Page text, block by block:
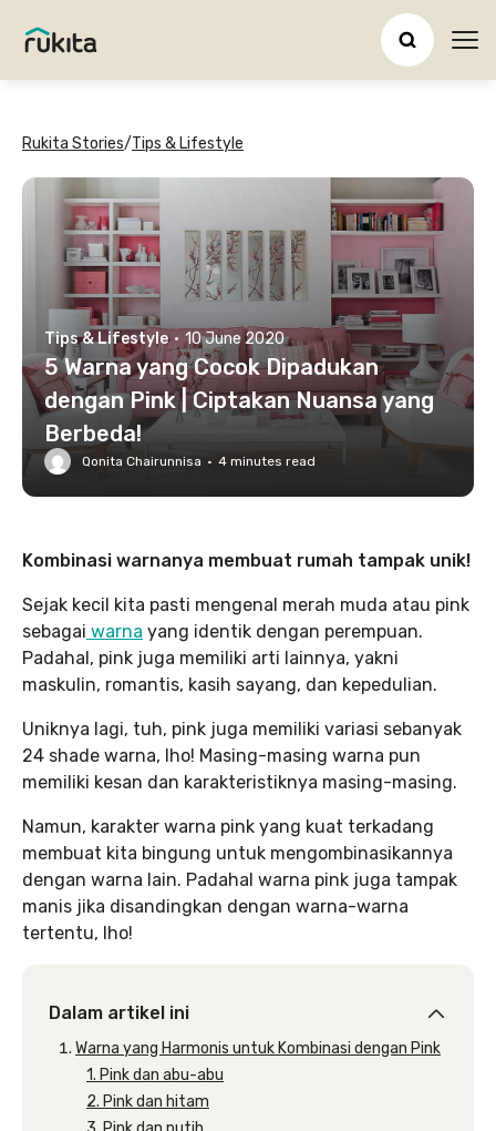
Rukita Stories/Tips & Lifestyle
Tips & Lifestyle · 10 June 2020
5 Warna yang Cocok Dipadukan
dengan Pink | Ciptakan Nuansa yang
Berbeda!
Qonita Chairunnisa · 4 minutes read
Kombinasi warnanya membuat rumah tampak unik!
Sejak kecil kita pasti mengenal merah muda atau pink
sebagai warna yang identik dengan perempuan.
Padahal, pink juga memiliki arti lainnya, yakni
maskulin, romantis, kasih sayang, dan kepedulian.
Uniknya lagi, tuh, pink juga memiliki variasi sebanyak
24 shade warna, lho! Masing-masing warna pun
memiliki kesan dan karakteristiknya masing-masing.
Namun, karakter warna pink yang kuat terkadang
membuat kita bingung untuk mengombinasikannya
dengan warna lain. Padahal warna pink juga tampak
manis jika disandingkan dengan warna-warna
tertentu, lho!
Dalam artikel ini
Warna yang Harmonis untuk Kombinasi dengan Pink
1. Pink dan abu-abu
2. Pink dan hitam